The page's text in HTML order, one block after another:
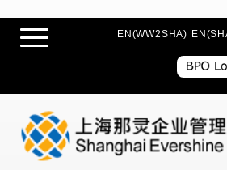
EN(WW2SHA)